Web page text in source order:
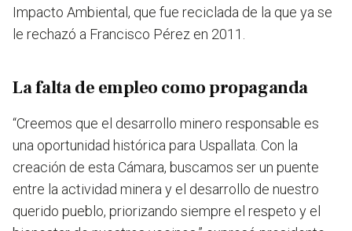
Impacto Ambiental, que fue reciclada de la que ya se
le rechazó a Francisco Pérez en 2011.
La falta de empleo como propaganda
“Creemos que el desarrollo minero responsable es
una oportunidad histórica para Uspallata. Con la
creación de esta Cámara, buscamos ser un puente
entre la actividad minera y el desarrollo de nuestro
querido pueblo, priorizando siempre el respeto y el